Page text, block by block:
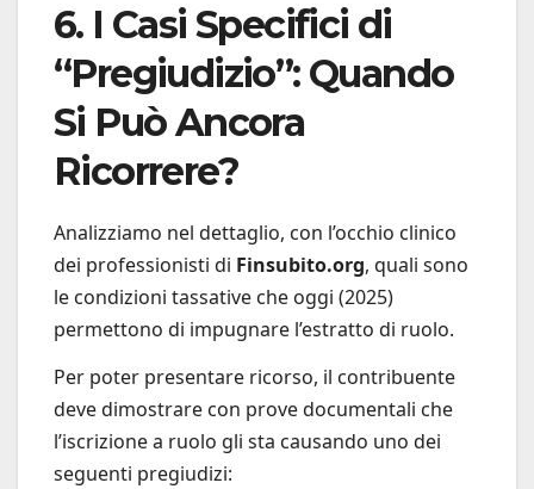
6. I Casi Specifici di
“Pregiudizio”: Quando
Si Può Ancora
Ricorrere?
Analizziamo nel dettaglio, con l’occhio clinico
dei professionisti di Finsubito.org, quali sono
le condizioni tassative che oggi (2025)
permettono di impugnare l’estratto di ruolo.
Per poter presentare ricorso, il contribuente
deve dimostrare con prove documentali che
l’iscrizione a ruolo gli sta causando uno dei
seguenti pregiudizi: